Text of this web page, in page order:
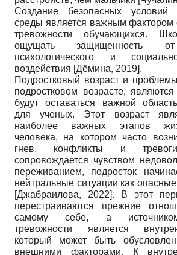
Создание безопасных условий
среды является важным фактором
тревожности обучающихся.
ощущать защищенность от
психологического и социально-
воздействия [Дёмина, 2019].
Подростковый возраст и
подростковом возрасте,
будут оставаться важной
для ученых. Этот возраст
наиболее важных этапов
человека, на котором часто
гнев, конфликты и
сопровождается чувством
переживанием, подросток
нейтральные ситуации как
[Джабраилова, 2022]. В этот
перестраиваются прежние
самому себе, а
тревожности является
который может быть
внешними факторами. К